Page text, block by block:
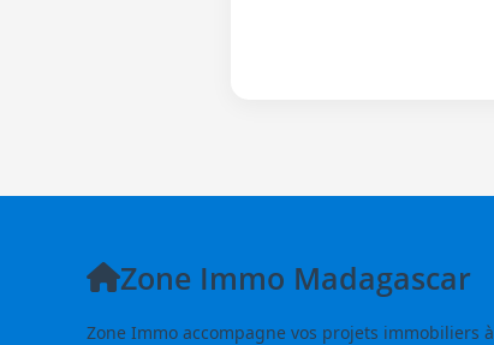
Zone Immo Madagascar
Zone Immo accompagne vos projets immobiliers à